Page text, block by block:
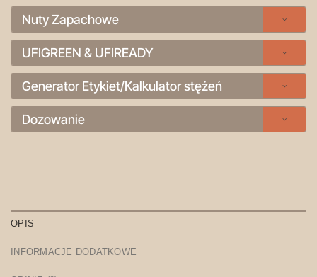
Nuty Zapachowe
UFIGREEN & UFIREADY
Generator Etykiet/Kalkulator stężeń
Dozowanie
OPIS
INFORMACJE DODATKOWE